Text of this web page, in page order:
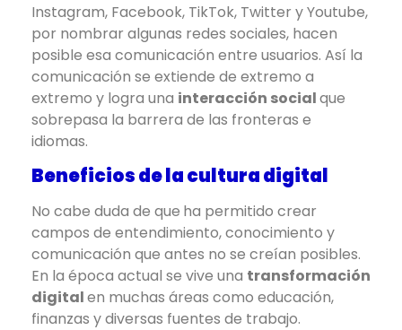
Instagram, Facebook, TikTok, Twitter y Youtube,
por nombrar algunas redes sociales, hacen
posible esa comunicación entre usuarios. Así la
comunicación se extiende de extremo a
extremo y logra una interacción socialque
sobrepasa la barrera de las fronteras e
idiomas.
Beneficios de la cultura digital
No cabe duda de que ha permitido crear
campos de entendimiento, conocimiento y
comunicación que antes no se creían posibles.
En la época actual se vive una transformación
digitalen muchas áreas como educación,
finanzas y diversas fuentes de trabajo.